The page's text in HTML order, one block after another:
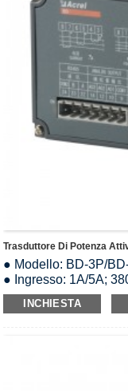
Trasduttore Di Potenza
● Modello: BD-3P/
● Ingresso: 1A/5A;
● Uscita analogica:
● Sovraccarico: 1,2
INCHIESTA